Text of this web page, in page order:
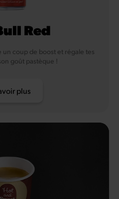
Red
un coup de boost et régale tes
goût pastèque !
plus